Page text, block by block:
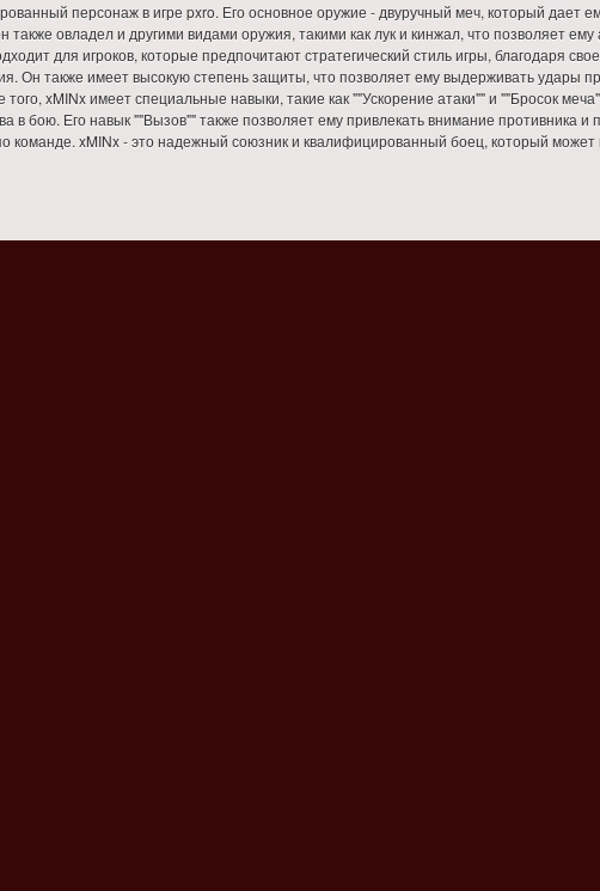
персонаж в игре pxro. Его основное оружие - двуручный меч, который дает
также овладел и другими видами оружия, такими как лук и кинжал, что позволяет
для игроков, которые предпочитают стратегический стиль игры, благодаря
Он также имеет высокую степень защиты, что позволяет ему выдерживать удары
xMINx имеет специальные навыки, такие как ""Ускорение атаки"" и ""Бросок
в бою. Его навык ""Вызов"" также позволяет ему привлекать внимание противника и
команде. xMINx - это надежный союзник и квалифицированный боец, который может